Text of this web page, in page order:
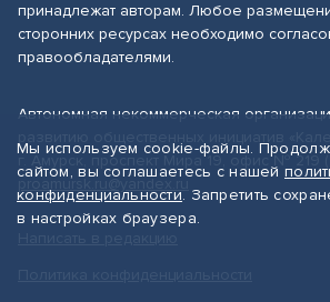
принадлежат авторам. Любое
сторонних ресурсах необходимо
правообладателями.
Автономная некоммерческая
г. Амурск, проспект Мира 19, офис № 219
proamursk.ru@yandex.ru
Мы используем cookie-файлы.
сайтом, вы соглашаетесь с нашей
конфиденциальности. Запретить
в настройках браузера.